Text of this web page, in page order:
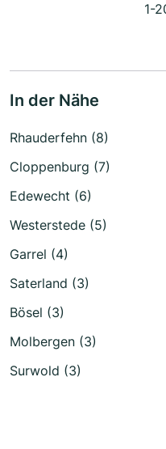
1-
In der Nähe
Rhauderfehn (8)
Cloppenburg (7)
Edewecht (6)
Westerstede (5)
Garrel (4)
Saterland (3)
Bösel (3)
Molbergen (3)
Surwold (3)